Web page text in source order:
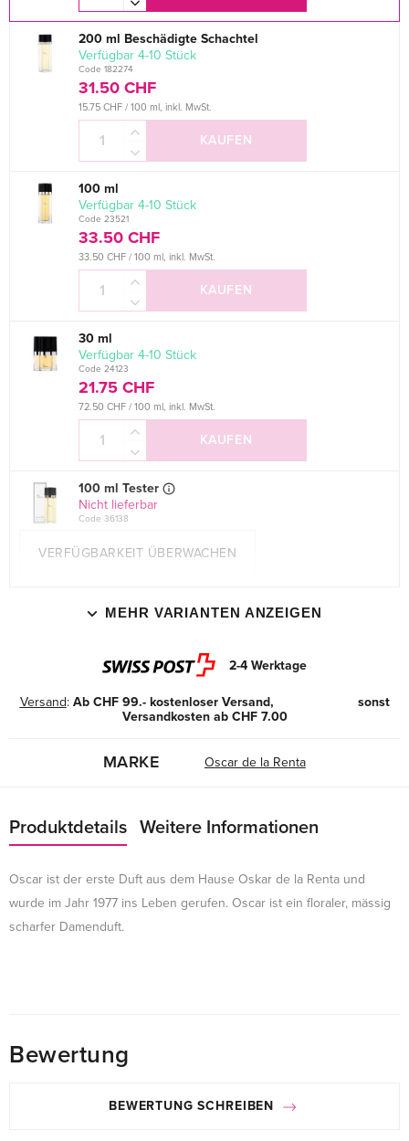
200 ml Beschädigte Schachtel
verfügbar 4-10 Stück
Code 182274
31.50 CHF
15.75 CHF / 100 ml, inkl. MwSt.
KAUFEN
100 ml
verfügbar 4-10 Stück
Code 23521
33.50 CHF
33.50 CHF / 100 ml, inkl. MwSt.
KAUFEN
30 ml
verfügbar 4-10 Stück
Code 24123
21.75 CHF
72.50 CHF / 100 ml, inkl. MwSt.
KAUFEN
100 ml Tester
Nicht lieferbar
Code 36138
VERFÜGBARKEIT ÜBERWACHEN
MEHR VARIANTEN ANZEIGEN
2-4 Werktage
Versand: Ab CHF 99.- kostenloser Versand, sonst
Versandkosten ab CHF 7.00
MARKE Oscar de la Renta
Produktdetails Weitere Informationen
Oscar ist der erste Duft aus dem Hause Oskar de la Renta und
wurde im Jahr 1977 ins Leben gerufen. Oscar ist ein floraler, mässig
scharfer Damenduft.
Bewertung
BEWERTUNG SCHREIBEN